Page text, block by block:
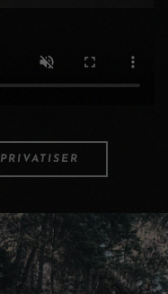
PRIVATISER